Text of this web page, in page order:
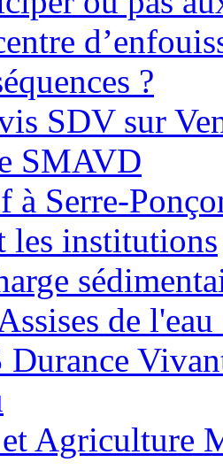
?
SDV sur
SMAVD
à Serre-
les institutions
de
Durance
Agriculture